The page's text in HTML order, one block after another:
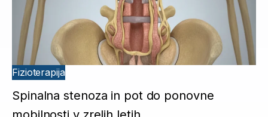
Fizioterapija
Spinalna stenoza in pot do ponovne